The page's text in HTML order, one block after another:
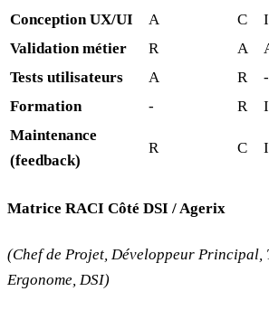
Conception UX/UI
A C I
Validation métier
R A
Tests utilisateurs
A R -
Formation
- R I
Maintenance
(feedback)
R C I
Matrice RACI Côté DSI / Agerix
(Chef de Projet, Développeur Principal,
Ergonome, DSI)